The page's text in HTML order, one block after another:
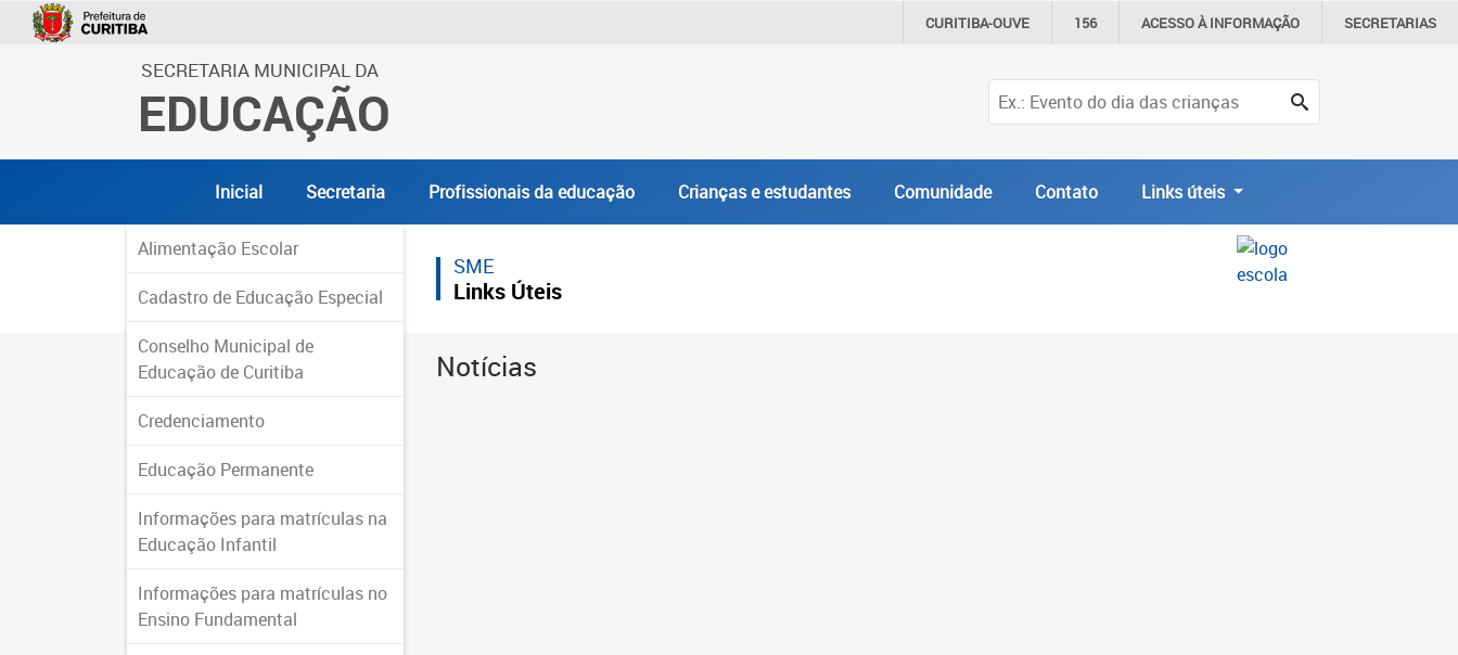
CURITIBA-OUVE 156 ACESSO ÀINFORMAÇÃO SECRETARIAS
SECRETARIA MUNICIPAL DA
EDUCAÇÃO
Inicial Secretaria Profissionais da educação Crianças e estudantes Comunidade Contato Links úteis
Alimentação Escolar
Cadastro de Educação Especial
Conselho Municipal de
Educação de Curitiba
Credenciamento
Educação Permanente
Informações para matrículas na
Educação Infantil
Informações para matrículas no
Ensino Fundamental
SME
Links Úteis
Notícias